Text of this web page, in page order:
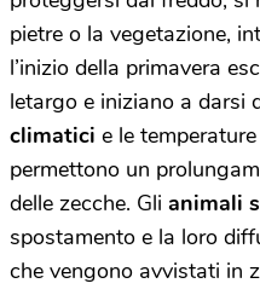
pietre o la vegetazione,
l’inizio della primavera
letargo e iniziano a darsi
climatici e le
permettono un
delle zecche. Gli animali
spostamento e la loro
che vengono avvistati in